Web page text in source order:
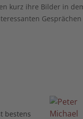
kurz ihre Bilder in
Gesprächen
bestens